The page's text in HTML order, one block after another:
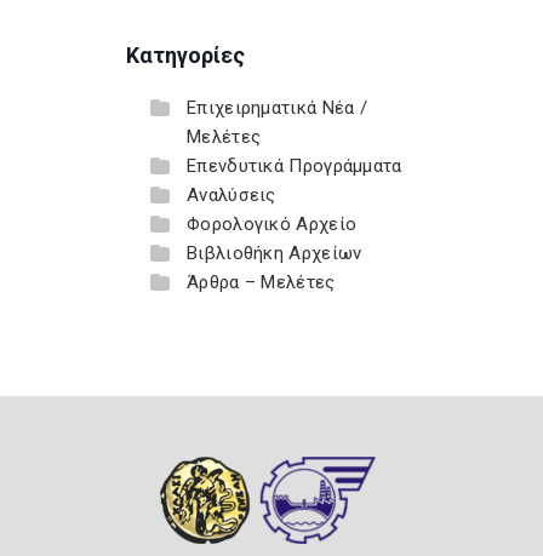
Κατηγορίες
Επιχειρηματικά Νέα /
Μελέτες
Επενδυτικά Προγράμματα
Αναλύσεις
Φορολογικό Αρχείο
Βιβλιοθήκη Αρχείων
Άρθρα – Μελέτες